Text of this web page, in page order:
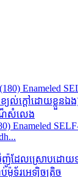
Enameled